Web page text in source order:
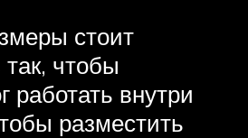
стоит
чтобы
работать внутри
разместить